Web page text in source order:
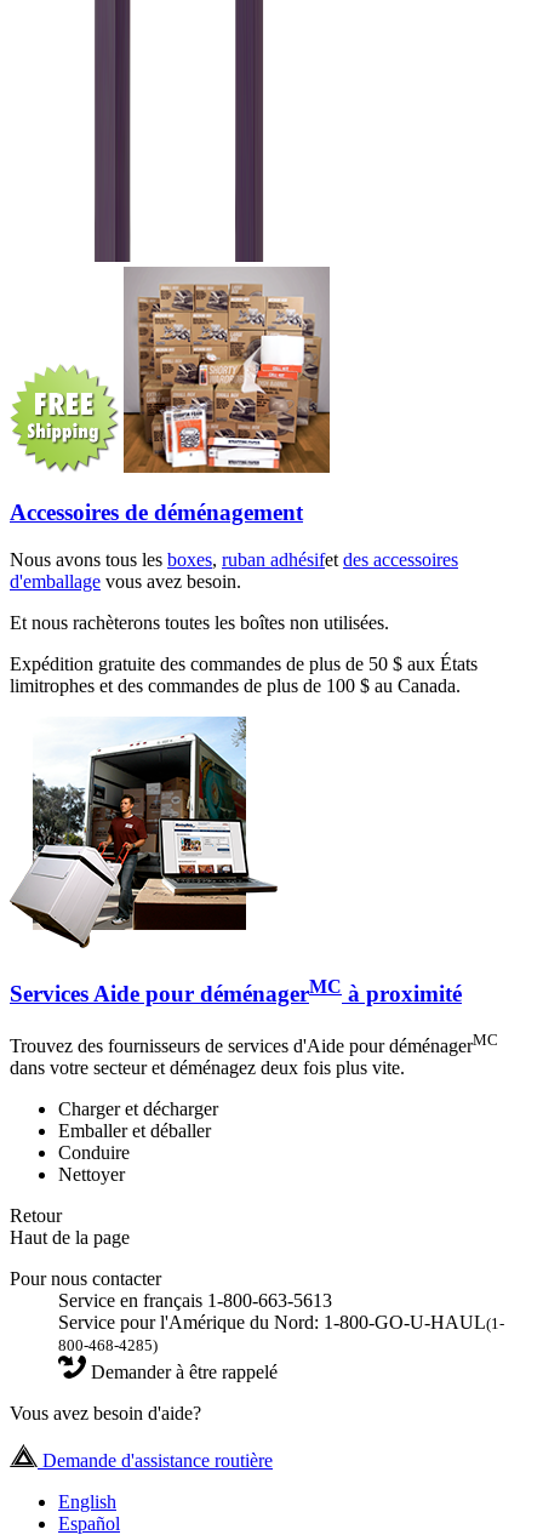
Accessoires de déménagement
Nous avons tous les boxes, ruban adhésifet des accessoires
d'emballage vous avez besoin.
Et nous rachèterons toutes les boîtes non utilisées.
Expédition gratuite des commandes de plus de 50 $ aux États
limitrophes et des commandes de plus de 100 $ au Canada.
Services Aide pour déménagerMC à proximité
Trouvez des fournisseurs de services d'Aide pour déménagerMC
dans votre secteur et déménagez deux fois plus vite.
Charger et décharger
Emballer et déballer
Conduire
Nettoyer
Retour
Haut de la page
Pour nous contacter
Service en français 1-800-663-5613
Service pour l'Amérique du Nord: 1-800-GO-U-HAUL(1-
800-468-4285)
Demander à être rappelé
Vous avez besoin d'aide?
Demande d'assistance routière
English
Español